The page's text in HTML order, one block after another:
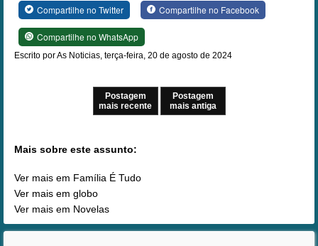
Compartilhe no Twitter Compartilhe no Facebook
Compartilhe no WhatsApp
Escrito por As Noticias, terça-feira, 20 de agosto de 2024
Postagem
mais recente
Postagem
mais antiga
Mais sobre este assunto:
Ver mais em Família É Tudo
Ver mais em globo
Ver mais em Novelas